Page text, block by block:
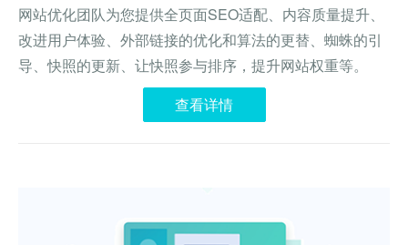
网站优化团队为您提供全页面SEO适配、内容质量提升、
改进用户体验、外部链接的优化和算法的更替、蜘蛛的引
导、快照的更新、让快照参与排序，提升网站权重等。
查看详情